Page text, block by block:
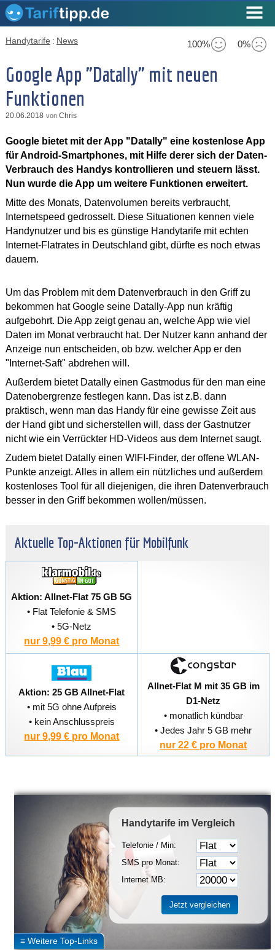
100% 0%
Handytarife : News
Google App "Datally" mit neuen
Funktionen
20.06.2018 von Chris
Google bietet mit der App "Datally" eine kostenlose App
für Android-Smartphones, mit Hilfe derer sich der Daten-
Verbrauch des Handys kontrollieren und steuern lässt.
Nun wurde die App um weitere Funktionen erweitert.
Mitte des Monats, Datenvolumen bereits verbraucht,
Internetspeed gedrosselt. Diese Situationen kennen viele
Handynutzer und bis es günstige Handytarife mit echten
Internet-Flatrates in Deutschland gibt, dürfte es noch etwas
dauern.
Um das Problem mit dem Datenverbrauch in den Griff zu
bekommen hat Google seine Datally-App nun kräftig
aufgebohrt. Die App zeigt genau an, welche App wie viel
Daten im Monat verbraucht hat. Der Nutzer kann anhand der
Anzeige nun entscheiden, ob bzw. welcher App er den
"Internet-Saft" abdrehen will.
Außerdem bietet Datally einen Gastmodus für den man eine
Datenobergrenze festlegen kann. Das ist z.B. dann
praktisch, wenn man das Handy für eine gewisse Zeit aus
der Hand gibt und sicherstellen will, dass der Gastnutzer
nicht wie ein Verrückter HD-Videos aus dem Internet saugt.
Zudem bietet Datally einen WIFI-Finder, der offene WLAN-
Punkte anzeigt. Alles in allem ein nützliches und außerdem
kostenloses Tool für all diejenigen, die ihren Datenverbrauch
besser in den Griff bekommen wollen/müssen.
Aktuelle Top-Aktionen für Mobilfunk
Aktion: Allnet-Flat 75 GB 5G
• Flat Telefonie & SMS
• 5G-Netz
nur 9,99 € pro Monat
Aktion: 25 GB Allnet-Flat
• mit 5G ohne Aufpreis
• kein Anschlusspreis
nur 9,99 € pro Monat
Allnet-Flat M mit 35 GB im
D1-Netz
• monatlich kündbar
• Jedes Jahr 5 GB mehr
nur 22 € pro Monat
Handytarife im Vergleich
Telefonie / Min:
SMS pro Monat:
Internet MB: